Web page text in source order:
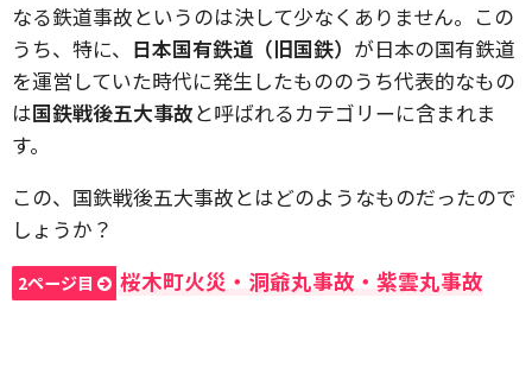
なる鉄道事故というのは決して少なくありません。この
うち、特に、 日本国有鉄道（旧国鉄） が日本の国有鉄道
を運営していた時代に発生したもののうち代表的なもの
は国鉄戦後五大事故と呼ばれるカテゴリーに含まれま
す。
この、国鉄戦後五大事故とはどのようなものだったので
しょうか？
2ページ目 桜木町火災・洞爺丸事故・紫雲丸事故